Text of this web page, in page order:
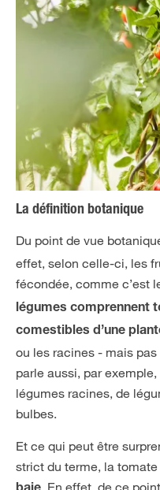
La définition botanique
Du point de vue
effet, selon celle-ci, les
fécondée, comme c’est
légumes comprennent
comestibles d’une
ou les racines - mais
parle aussi, par
légumes racines, de
bulbes.
Et ce qui peut être
strict du terme, la
. En effet, de ce